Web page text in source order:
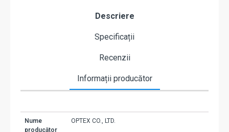
Descriere
Specificații
Recenzii
Informații producător
Nume
producător
OPTEX CO., LTD.